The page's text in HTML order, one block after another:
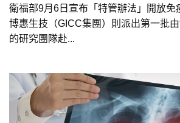
衛福部9月6日宣布「特管辦法」開放免
博惠生技（GICC集團）則派出第一批
的研究團隊赴...